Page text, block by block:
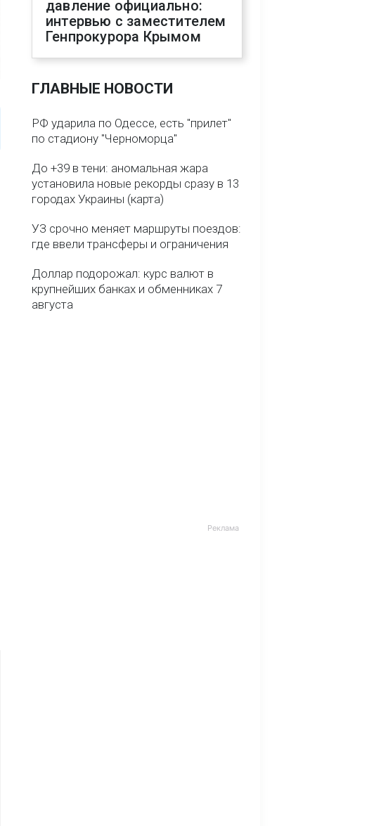
давление официально:
интервью с заместителем
Генпрокурора Крымом
ГЛАВНЫЕ НОВОСТИ
РФ ударила по Одессе, есть "прилет"
по стадиону "Черноморца"
До +39 в тени: аномальная жара
установила новые рекорды сразу в 13
городах Украины (карта)
УЗ срочно меняет маршруты поездов:
где ввели трансферы и ограничения
Доллар подорожал: курс валют в
крупнейших банках и обменниках 7
августа